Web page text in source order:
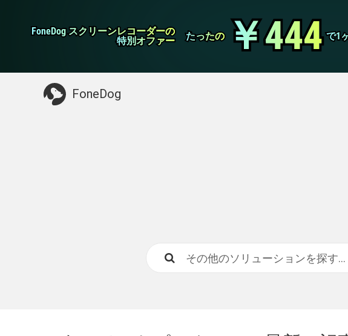
FoneDog スクリーンレコーダーの
FoneDog スクリーンレコーダーの
特別オファー
特別オファー たったの
たったの￥444
￥444 で1
で1
FoneDog
iPhoneクリーナー
お探しガイド： 削除された